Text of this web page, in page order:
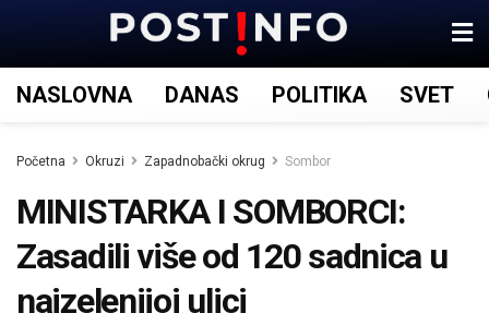
NASLOVNA DANAS POLITIKA SVET
Početna Okruzi Zapadnobački okrug Sombor
MINISTARKA I SOMBORCI:
Zasadili više od 120 sadnica u
najzelenijoj ulici